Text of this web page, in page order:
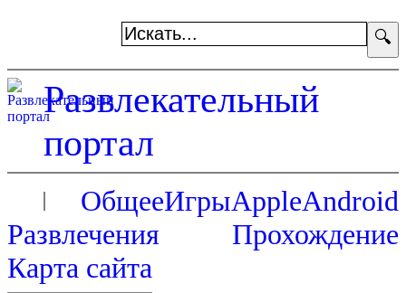
🔍
Развлекательный
портал
ОбщееИгрыAppleAndroid
Развлечения
Прохождение
Карта сайта